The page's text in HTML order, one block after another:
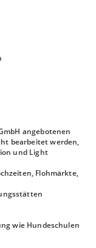
angebotenen
bearbeitet werden,
und Light
Flohmärkte,
wie Hundeschulen